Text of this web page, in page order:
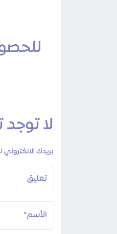
لا توجد
بريدك
تعليق
الأسم*